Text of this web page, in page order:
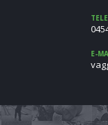
E-